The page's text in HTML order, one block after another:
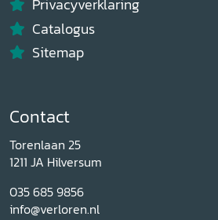
Privacyverklaring
Catalogus
Sitemap
Contact
Torenlaan 25
1211 JA Hilversum
035 685 9856
info@verloren.nl